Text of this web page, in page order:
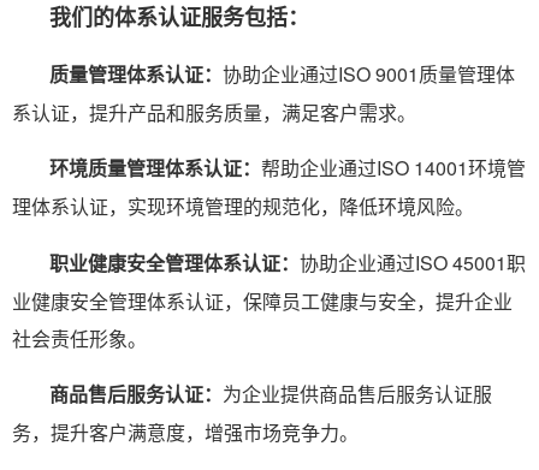
我们的体系认证服务包括：
质量管理体系认证： 协助企业通过ISO 9001质量管理体
系认证，提升产品和服务质量，满足客户需求。
环境质量管理体系认证： 帮助企业通过ISO 14001环境管
理体系认证，实现环境管理的规范化，降低环境风险。
职业健康安全管理体系认证： 协助企业通过ISO 45001职
业健康安全管理体系认证，保障员工健康与安全，提升企业
社会责任形象。
商品售后服务认证： 为企业提供商品售后服务认证服
务，提升客户满意度，增强市场竞争力。